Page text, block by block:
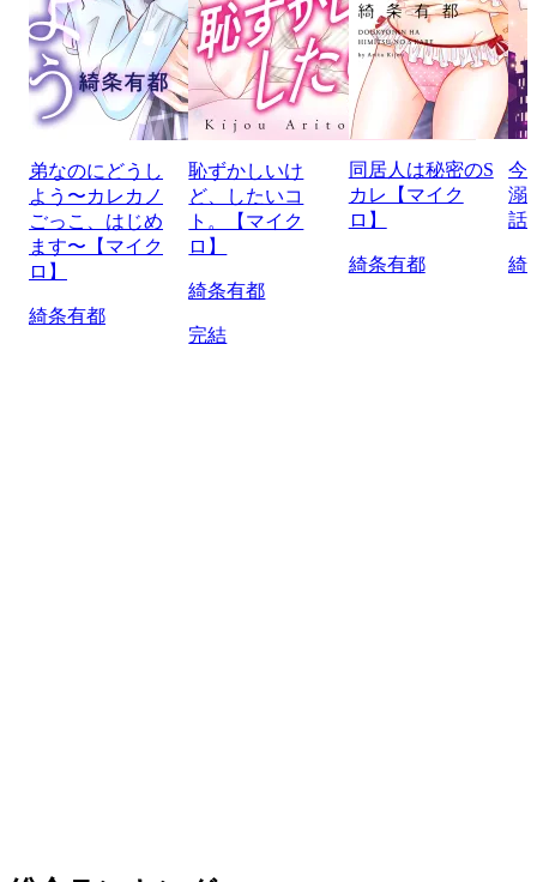
弟なのにどうし
よう〜カレカノ
ごっこ、はじめ
ます〜【マイク
ロ】
綺条有都
恥ずかしいけ
ど、したいコ
ト。【マイク
ロ】
綺条有都
完結
同居人は秘密のS
カレ【マイク
ロ】
綺条有都
今
溺
話
綺